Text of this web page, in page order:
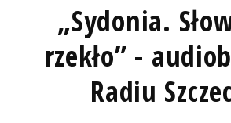
„Sydonia.
rzekło” -
Radiu